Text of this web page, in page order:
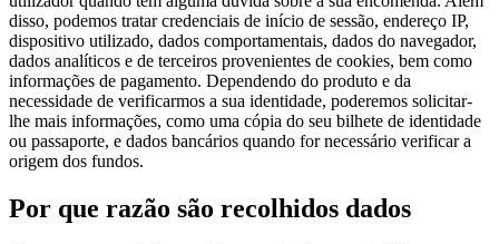
disso, podemos tratar credenciais de início de sessão, endereço IP,
dispositivo utilizado, dados comportamentais, dados do navegador,
dados analíticos e de terceiros provenientes de cookies, bem como
informações de pagamento. Dependendo do produto e da
necessidade de verificarmos a sua identidade, poderemos solicitar-
lhe mais informações, como uma cópia do seu bilhete de identidade
ou passaporte, e dados bancários quando for necessário verificar a
origem dos fundos.
Por que razão são recolhidos dados